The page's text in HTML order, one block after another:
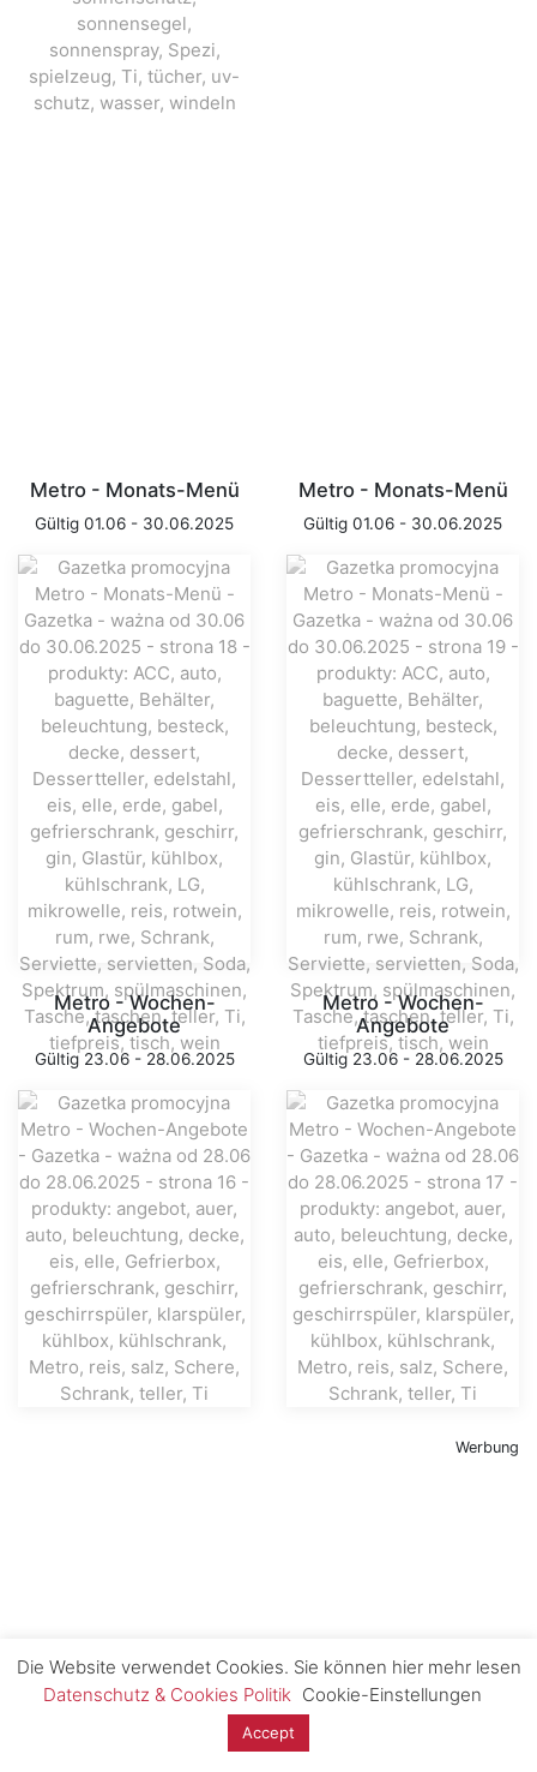
Metro - Monats-Menü
Gültig 01.06 - 30.06.2025
Metro - Monats-Menü
Gültig 01.06 - 30.06.2025
Metro - Wochen-
Angebote
Gültig 23.06 - 28.06.2025
Metro - Wochen-
Angebote
Gültig 23.06 - 28.06.2025
Werbung
Die Website verwendet Cookies. Sie können hier mehr lesen
Datenschutz & Cookies Politik Cookie-Einstellungen
Accept